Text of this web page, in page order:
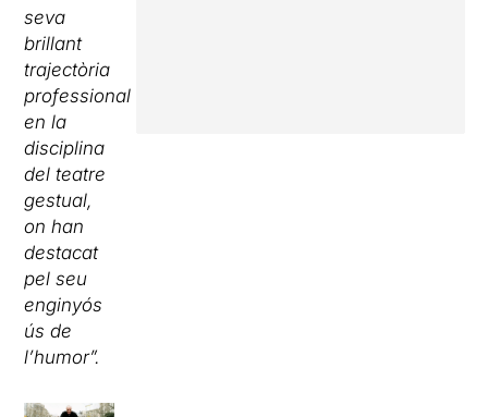
seva
brillant
trajectòria
professional
en la
disciplina
del teatre
gestual,
on han
destacat
pel seu
enginyós
ús de
l’humor”.